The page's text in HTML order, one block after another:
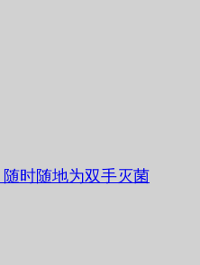
时随地为双手灭菌